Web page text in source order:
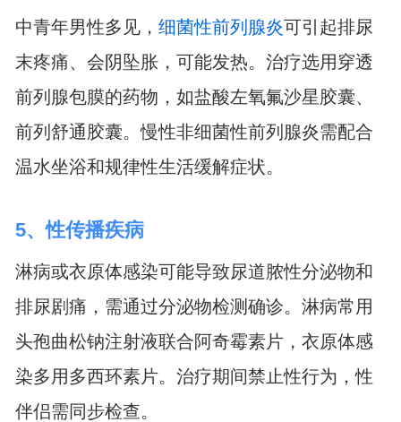
中青年男性多见， 细菌性前列腺炎可引起排尿
末疼痛、会阴坠胀，可能发热。治疗选用穿透
前列腺包膜的药物，如盐酸左氧氟沙星胶囊、
前列舒通胶囊。慢性非细菌性前列腺炎需配合
温水坐浴和规律性生活缓解症状。
5、性传播疾病
淋病或衣原体感染可能导致尿道脓性分泌物和
排尿剧痛，需通过分泌物检测确诊。淋病常用
头孢曲松钠注射液联合阿奇霉素片，衣原体感
染多用多西环素片。治疗期间禁止性行为，性
伴侣需同步检查。